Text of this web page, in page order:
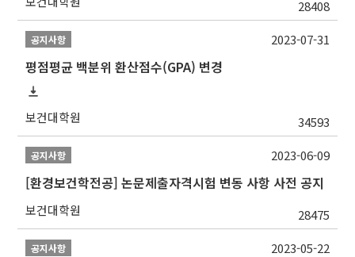
28408
공지사항
평점평균 백분위 환산점수(GPA) 변경
보건대학원 34593
2023-07-31
공지사항
[환경보건학전공] 논문제출자격시험 변동 사항 사전 공지
보건대학원 28475
2023-06-09
공지사항 2023-05-22